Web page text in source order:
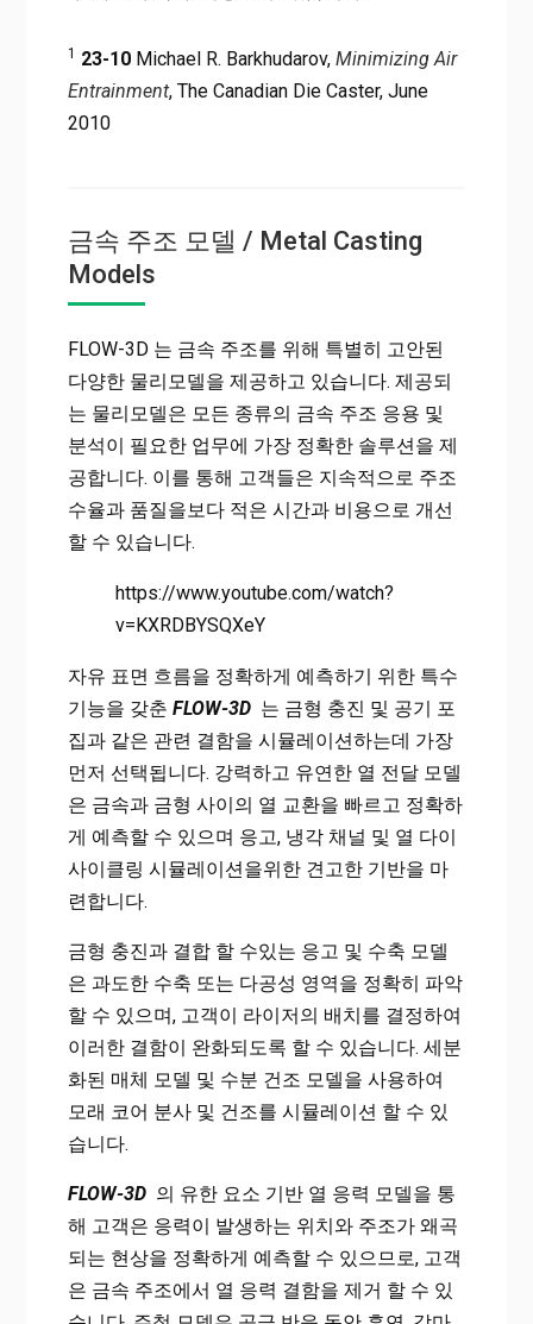
1 23-10Michael R. Barkhudarov, Minimizing Air
Entrainment, The Canadian Die Caster, June
2010
금속 주조 모델 / Metal Casting
Models
FLOW-3D 는 금속 주조를 위해 특별히 고안된
다양한 물리모델을 제공하고 있습니다. 제공되
는 물리모델은 모든 종류의 금속 주조 응용 및
분석이 필요한 업무에 가장 정확한 솔루션을 제
공합니다. 이를 통해 고객들은 지속적으로 주조
수율과 품질을보다 적은 시간과 비용으로 개선
할 수 있습니다.
https://www.youtube.com/watch?
v=KXRDBYSQXeY
자유 표면 흐름을 정확하게 예측하기 위한 특수
기능을 갖춘 FLOW-3D 는 금형 충진 및 공기 포
집과 같은 관련 결함을 시뮬레이션하는데 가장
먼저 선택됩니다. 강력하고 유연한 열 전달 모델
은 금속과 금형 사이의 열 교환을 빠르고 정확하
게 예측할 수 있으며 응고, 냉각 채널 및 열 다이
사이클링 시뮬레이션을위한 견고한 기반을 마
련합니다.
금형 충진과 결합 할 수있는 응고 및 수축 모델
은 과도한 수축 또는 다공성 영역을 정확히 파악
할 수 있으며, 고객이 라이저의 배치를 결정하여
이러한 결함이 완화되도록 할 수 있습니다. 세분
화된 매체 모델 및 수분 건조 모델을 사용하여
모래 코어 분사 및 건조를 시뮬레이션 할 수 있
습니다.
FLOW-3D 의 유한 요소 기반 열 응력 모델을 통
해 고객은 응력이 발생하는 위치와 주조가 왜곡
되는 현상을 정확하게 예측할 수 있으므로, 고객
은 금속 주조에서 열 응력 결함을 제거 할 수 있